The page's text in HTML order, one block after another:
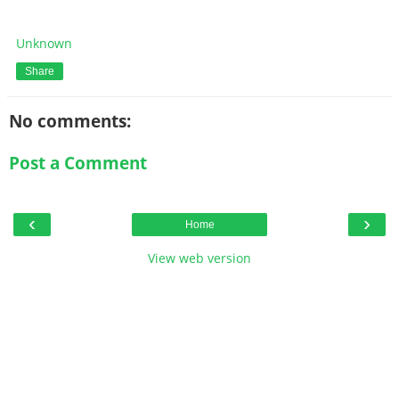
Unknown
Share
No comments:
Post a Comment
‹ ›
Home
View web version